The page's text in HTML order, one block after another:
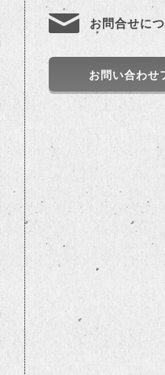
お問合せに
お問い合わせ